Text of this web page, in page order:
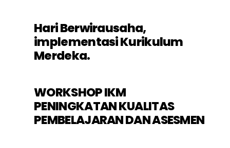
Hari Berwirausaha,
implementasi Kurikulum
Merdeka.
WORKSHOP IKM
PENINGKATAN KUALITAS
PEMBELAJARAN DAN ASESMEN